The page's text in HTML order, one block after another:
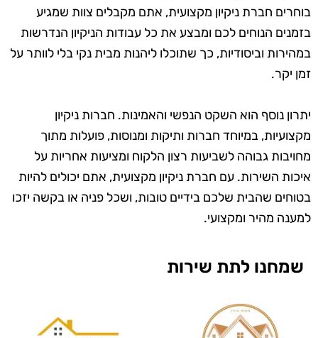
בוחרים חברת ניקיון מקצועית, אתם מקבלים צוות שמגיע
בזמנים הנוחים לכם ומבצע את כל עבודות הניקיון הנדרשות
במהירות וביסודיות, כך שתוכלו ליהנות מבית נקי בלי לוותר על
זמן יקר.
יתרון נוסף הוא השקט הנפשי והאמינות. חברות ניקיון
מקצועיות, במיוחד חברות ותיקות ומנוסות, פועלות מתוך
מחויבות גבוהה לשביעות רצון הלקוח ומציעות אחריות על
איכות השירות. עם חברת ניקיון מקצועית, אתם יכולים להיות
בטוחים שהבית שלכם בידיים טובות, ושכל פניה או בקשה יזכו
למענה מהיר ומקצועי.
שמחנו לתת שירות